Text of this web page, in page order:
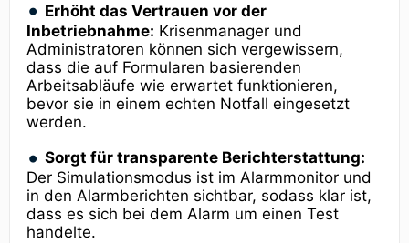
Erhöht das Vertrauen vor der
Inbetriebnahme: Krisenmanager und
Administratoren können sich vergewissern,
dass die auf Formularen basierenden
Arbeitsabläufe wie erwartet funktionieren,
bevor sie in einem echten Notfall eingesetzt
werden.
Sorgt für transparente Berichterstattung:
Der Simulationsmodus ist im Alarmmonitor und
in den Alarmberichten sichtbar, sodass klar ist,
dass es sich bei dem Alarm um einen Test
handelte.